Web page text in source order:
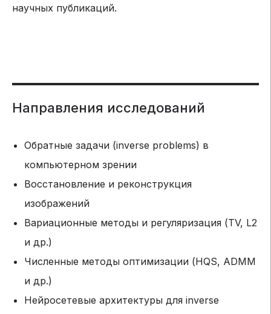
научных публикаций.
Направления исследований
Обратные задачи (inverse problems) в
компьютерном зрении
Восстановление и реконструкция
изображений
Вариационные методы и регуляризация (TV, L2
и др.)
Численные методы оптимизации (HQS, ADMM
и др.)
Нейросетевые архитектуры для inverse